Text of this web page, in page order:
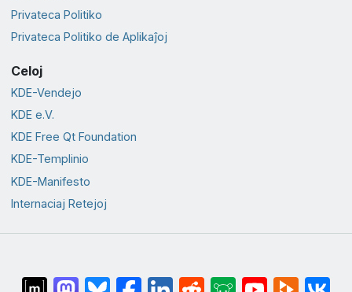
Privateca Politiko
Privateca Politiko de Aplikaĵoj
Celoj
KDE-Vendejo
KDE e.V.
KDE Free Qt Foundation
KDE-Templinio
KDE-Manifesto
Internaciaj Retejoj